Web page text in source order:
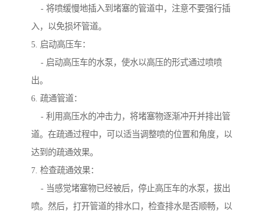
- 将喷缓慢地插入到堵塞的管道中，注意不要强行插
入，以免损坏管道。
5. 启动高压车：
- 启动高压车的水泵，使水以高压的形式通过喷喷
出。
6. 疏通管道：
- 利用高压水的冲击力，将堵塞物逐渐冲开并排出管
道。在疏通过程中，可以适当调整喷的位置和角度，以
达到的疏通效果。
7. 检查疏通效果：
- 当感觉堵塞物已经被后，停止高压车的水泵，拔出
喷。然后，打开管道的排水口，检查排水是否顺畅，以